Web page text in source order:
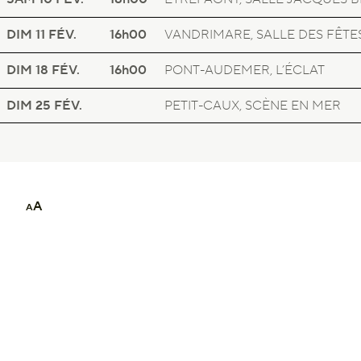
AA
DIM 11 FÉV. 16h00
LE LIVRE DE LA JUNGLE
SUR LE TERRITOIRE VANDRIMARE, SALLE DES
DIM 18 FÉV. 16h00
LE LIVRE DE LA JUNGLE
SUR LE TERRITOIRE PONT-AUDEMER, L’ÉCLAT
DIM 25 FÉV.
LE LIVRE DE LA JUNGLE
SUR LE TERRITOIRE PETIT-CAUX, SCÈNE EN MER